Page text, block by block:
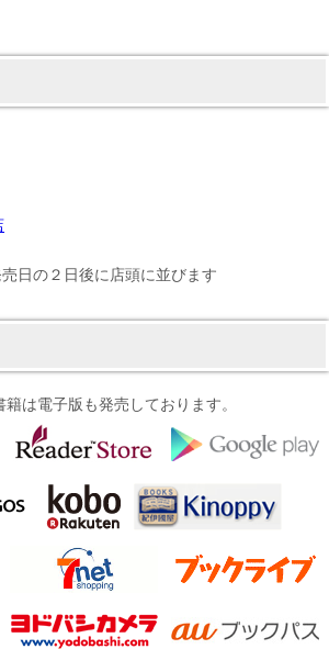
日の２日後に店頭に並びます
籍は電子版も発売しております。